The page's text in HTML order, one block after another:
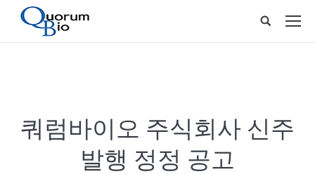
쿼럼바이오 주식회사 신주
발행 정정 공고